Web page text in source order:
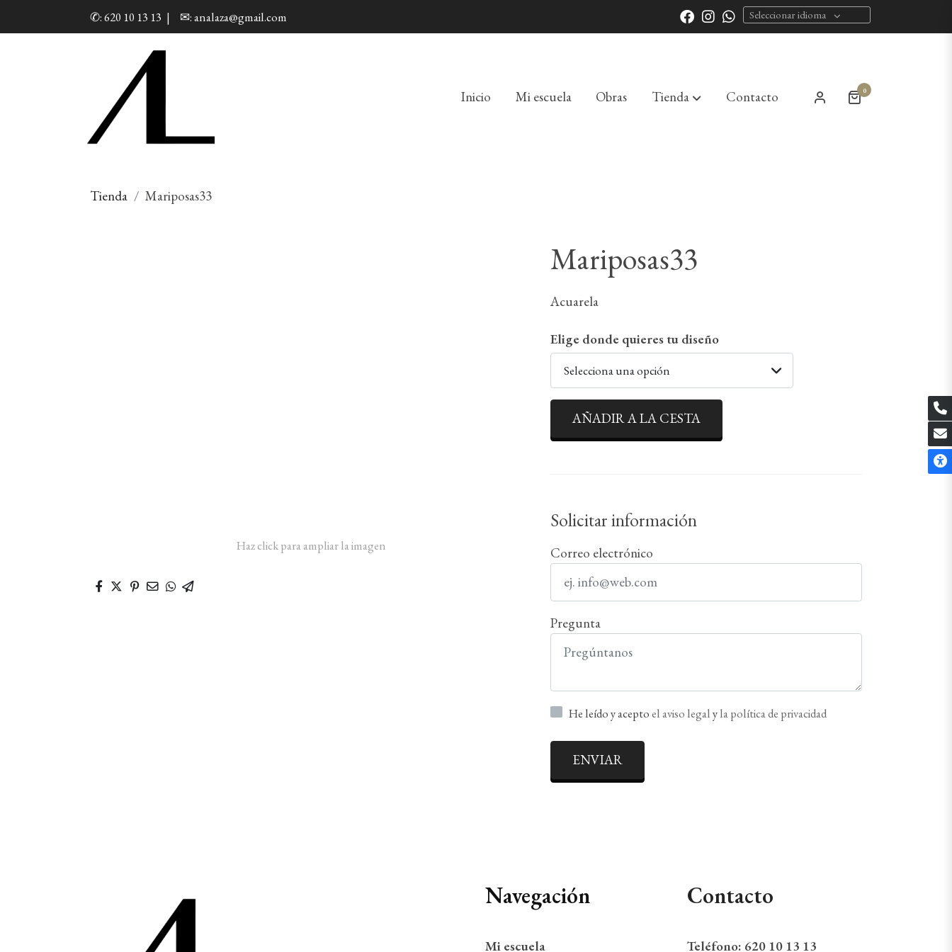
✆: 620 10 13 13 | ✉: analaza@gmail.com Seleccionar idioma
Inicio Mi escuela Obras Tienda Contacto 0
Tienda Mariposas33
Haz click para ampliar la imagen
Mariposas33
Acuarela
Elige donde quieres tu diseño
Selecciona una opción
AÑADIR A LA CESTA
Solicitar información
Correo electrónico
Pregunta
He leído y aceptoel aviso legalyla política de privacidad
ENVIAR
Navegación
Mi escuela
Contacto
Teléfono: 620 10 13 13